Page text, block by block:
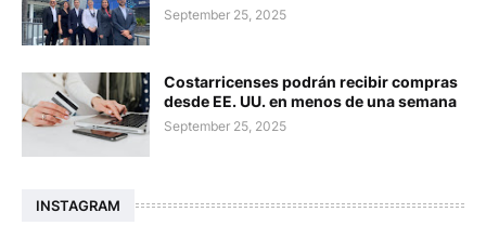
September 25, 2025
Costarricenses podrán recibir compras
desde EE. UU. en menos de una semana
September 25, 2025
INSTAGRAM